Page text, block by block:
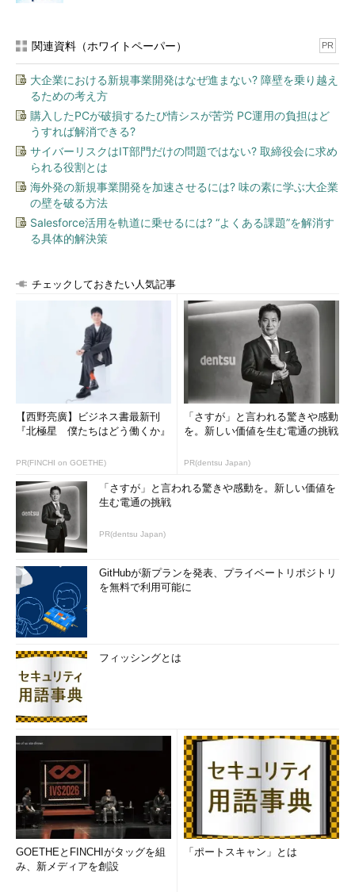
関連資料（ホワイトペーパー） PR
大企業における新規事業開発はなぜ進まない? 障壁を乗り越え
るための考え方
購入したPCが破損するたび情シスが苦労 PC運用の負担はど
うすれば解消できる?
サイバーリスクはIT部門だけの問題ではない? 取締役会に求め
られる役割とは
海外発の新規事業開発を加速させるには? 味の素に学ぶ大企業
の壁を破る方法
Salesforce活用を軌道に乗せるには? “よくある課題”を解消す
る具体的解決策
チェックしておきたい人気記事
【西野亮廣】ビジネス書最新刊
『北極星 僕たちはどう働くか』
PR(FINCHI on GOETHE)
「さすが」と言われる驚きや感動
を。新しい価値を生む電通の挑戦
PR(dentsu Japan)
「さすが」と言われる驚きや感動を。新しい価値を
生む電通の挑戦
PR(dentsu Japan)
GitHubが新プランを発表、プライベートリポジトリ
を無料で利用可能に
フィッシングとは
GOETHEとFINCHIがタッグを組
み、新メディアを創設
「ポートスキャン」とは